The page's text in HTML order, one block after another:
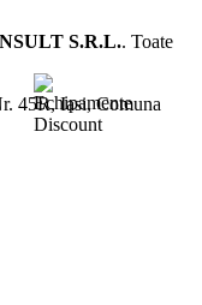
S.R.L.. Toate
45R,Iasi,Comuna